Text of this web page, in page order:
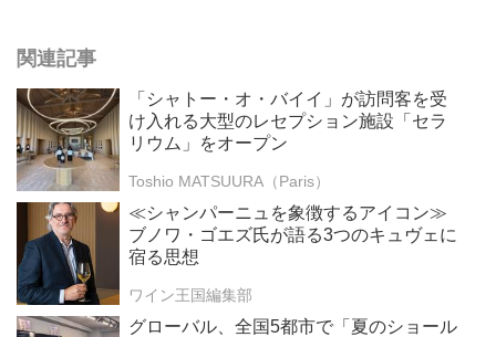
関連記事
「シャトー・オ・バイイ」が訪問客を受
け入れる大型のレセプション施設「セラ
リウム」をオープン
Toshio MATSUURA（Paris）
≪シャンパーニュを象徴するアイコン≫
ブノワ・ゴエズ氏が語る3つのキュヴェに
宿る思想
ワイン王国編集部
グローバル、全国5都市で「夏のショール